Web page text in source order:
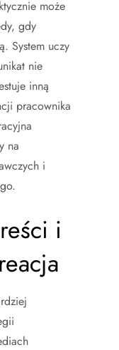
może
gdy
System uczy
nie
inną
pracownika
na
i
i